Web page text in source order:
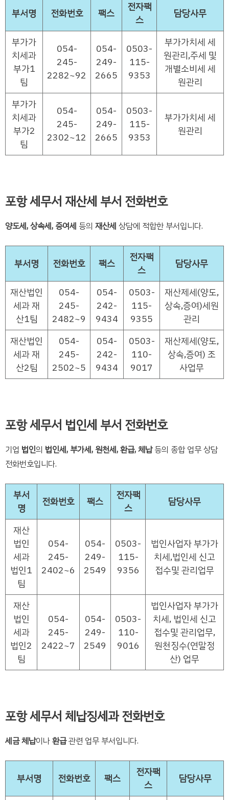
부서명 전화번호 팩스
전자팩
스
담당사무
부가가
치세과
부가1
팀
054-
245-
2282~92
054-
249-
2665
0503-
115-
9353
부가가치세 세
원관리,주세 및
개별소비세 세
원관리
부가가
치세과
부가2
팀
054-
245-
2302~12
054-
249-
2665
0503-
115-
9353
부가가치세 세
원관리
포항 세무서 재산세 부서 전화번호
양도세, 상속세, 증여세 등의 재산세 상담에 적합한 부서입니다.
부서명 전화번호 팩스
전자팩
스
담당사무
재산법인
세과 재
산1팀
054-
245-
2482~9
054-
242-
9434
0503-
115-
9355
재산제세(양도,
상속,증여)세원
관리
재산법인
세과 재
산2팀
054-
245-
2502~5
054-
242-
9434
0503-
110-
9017
재산제세(양도,
상속,증여) 조
사업무
포항 세무서 법인세 부서 전화번호
기업 법인의 법인세, 부가세, 원천세, 환급, 체납등의 종합 업무 상담
전화번호입니다.
부서
명
전화번호 팩스
전자팩
스
담당사무
재산
법인
세과
법인1
팀
054-
245-
2402~6
054-
249-
2549
0503-
115-
9356
법인사업자 부가가
치세,법인세 신고
접수및 관리업무
재산
법인
세과
법인2
팀
054-
245-
2422~7
054-
249-
2549
0503-
110-
9016
법인사업자 부가가
치세, 법인세 신고
접수및 관리업무,
원천징수(연말정
산) 업무
포항 세무서 체납징세과 전화번호
세금 체납이나환급관련 업무 부서입니다.
부서명 전화번호 팩스
전자팩
스
담당사무